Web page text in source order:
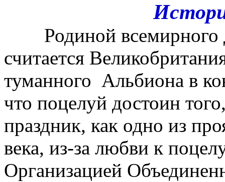
Родиной всемирного
считается
туманного Альбиона в
что поцелуй достоин
праздник, как одно из
века, из-за любви к
Организацией